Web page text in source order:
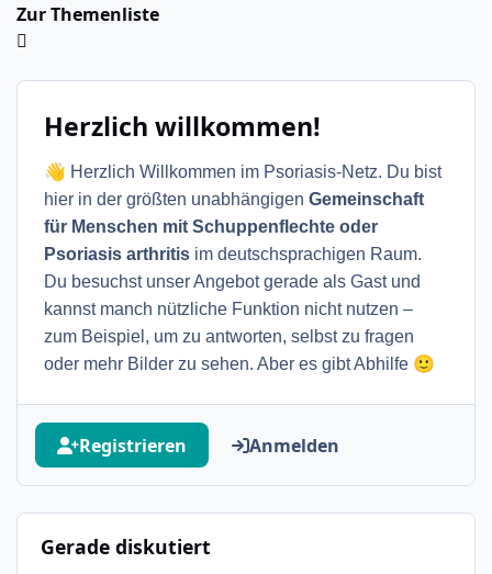
Zur Themenliste
Herzlich willkommen!
👋 Herzlich Willkommen im Psoriasis-Netz. Du bist
hier in der größten unabhängigen Gemeinschaft
für Menschen mit Schuppenflechte oder
Psoriasis arthritis im deutschsprachigen Raum.
Du besuchst unser Angebot gerade als Gast und
kannst manch nützliche Funktion nicht nutzen –
zum Beispiel, um zu antworten, selbst zu fragen
oder mehr Bilder zu sehen. Aber es gibt Abhilfe 🙂
Registrieren Anmelden
Gerade diskutiert